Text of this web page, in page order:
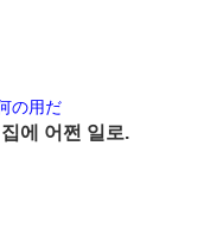
の用だ
에 어쩐 일로.